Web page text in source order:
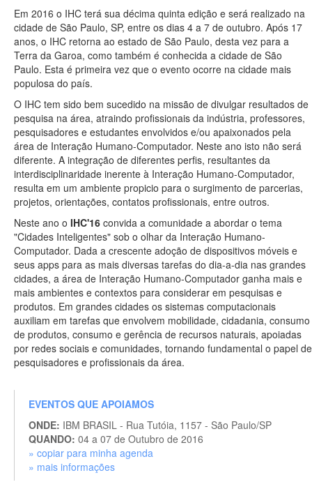
Em 2016 o IHC terá sua décima quinta edição e será realizado na
cidade de São Paulo, SP, entre os dias 4 a 7 de outubro. Após 17
anos, o IHC retorna ao estado de São Paulo, desta vez para a
Terra da Garoa, como também é conhecida a cidade de São
Paulo. Esta é primeira vez que o evento ocorre na cidade mais
populosa do país.
O IHC tem sido bem sucedido na missão de divulgar resultados de
pesquisa na área, atraindo profissionais da indústria, professores,
pesquisadores e estudantes envolvidos e/ou apaixonados pela
área de Interação Humano-Computador. Neste ano isto não será
diferente. A integração de diferentes perfis, resultantes da
interdisciplinaridade inerente à Interação Humano-Computador,
resulta em um ambiente propicio para o surgimento de parcerias,
projetos, orientações, contatos profissionais, entre outros.
Neste ano o IHC'16 convida a comunidade a abordar o tema
"Cidades Inteligentes" sob o olhar da Interação Humano-
Computador. Dada a crescente adoção de dispositivos móveis e
seus apps para as mais diversas tarefas do dia-a-dia nas grandes
cidades, a área de Interação Humano-Computador ganha mais e
mais ambientes e contextos para considerar em pesquisas e
produtos. Em grandes cidades os sistemas computacionais
auxiliam em tarefas que envolvem mobilidade, cidadania, consumo
de produtos, consumo e gerência de recursos naturais, apoiadas
por redes sociais e comunidades, tornando fundamental o papel de
pesquisadores e profissionais da área.
EVENTOS QUE APOIAMOS
ONDE: IBM BRASIL - Rua Tutóia, 1157 - São Paulo/SP
QUANDO: 04 a 07 de Outubro de 2016
» copiar para minha agenda
» mais informações